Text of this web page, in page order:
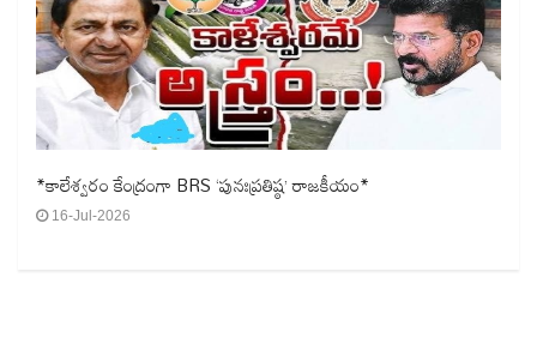
*కాలేశ్వరం కేంద్రంగా BRS ‘పునఃప్రతిష్ఠ’ రాజకీయం*
16-Jul-2026